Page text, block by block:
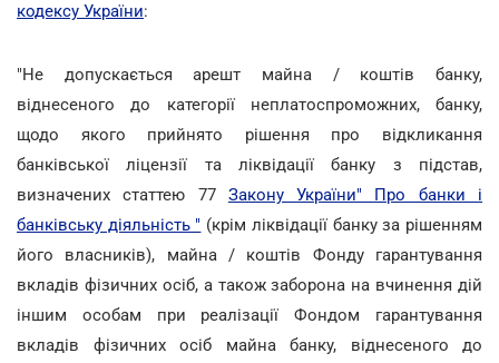
кодексу України:
"Не допускається арешт майна / коштів банку,
віднесеного до категорії неплатоспроможних, банку,
щодо якого прийнято рішення про відкликання
банківської ліцензії та ліквідації банку з підстав,
визначених статтею 77 Закону України" Про банки і
банківську діяльність " (крім ліквідації банку за рішенням
його власників), майна / коштів Фонду гарантування
вкладів фізичних осіб, а також заборона на вчинення дій
іншим особам при реалізації Фондом гарантування
вкладів фізичних осіб майна банку, віднесеного до